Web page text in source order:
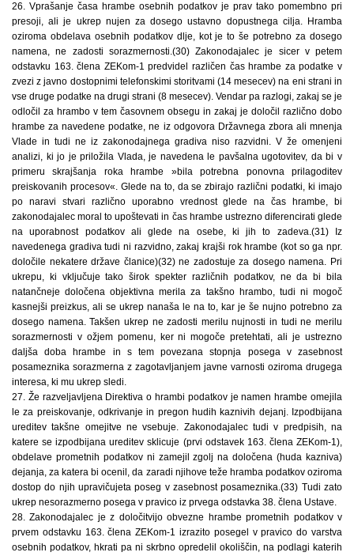
26. Vprašanje časa hrambe osebnih podatkov je prav tako pomembno pri
presoji, ali je ukrep nujen za dosego ustavno dopustnega cilja. Hramba
oziroma obdelava osebnih podatkov dlje, kot je to še potrebno za dosego
namena, ne zadosti sorazmernosti.(30) Zakonodajalec je sicer v petem
odstavku 163. člena ZEKom-1 predvidel različen čas hrambe za podatke v
zvezi z javno dostopnimi telefonskimi storitvami (14 mesecev) na eni strani in
vse druge podatke na drugi strani (8 mesecev). Vendar pa razlogi, zakaj se je
odločil za hrambo v tem časovnem obsegu in zakaj je določil različno dobo
hrambe za navedene podatke, ne iz odgovora Državnega zbora ali mnenja
Vlade in tudi ne iz zakonodajnega gradiva niso razvidni. V že omenjeni
analizi, ki jo je priložila Vlada, je navedena le pavšalna ugotovitev, da bi v
primeru skrajšanja roka hrambe »bila potrebna ponovna prilagoditev
preiskovanih procesov«. Glede na to, da se zbirajo različni podatki, ki imajo
po naravi stvari različno uporabno vrednost glede na čas hrambe, bi
zakonodajalec moral to upoštevati in čas hrambe ustrezno diferencirati glede
na uporabnost podatkov ali glede na osebe, ki jih to zadeva.(31) Iz
navedenega gradiva tudi ni razvidno, zakaj krajši rok hrambe (kot so ga npr.
določile nekatere države članice)(32) ne zadostuje za dosego namena. Pri
ukrepu, ki vključuje tako širok spekter različnih podatkov, ne da bi bila
natančneje določena objektivna merila za takšno hrambo, tudi ni mogoč
kasnejši preizkus, ali se ukrep nanaša le na to, kar je še nujno potrebno za
dosego namena. Takšen ukrep ne zadosti merilu nujnosti in tudi ne merilu
sorazmernosti v ožjem pomenu, ker ni mogoče pretehtati, ali je ustrezno
daljša doba hrambe in s tem povezana stopnja posega v zasebnost
posameznika sorazmerna z zagotavljanjem javne varnosti oziroma drugega
interesa, ki mu ukrep sledi.
27. Že razveljavljena Direktiva o hrambi podatkov je namen hrambe omejila
le za preiskovanje, odkrivanje in pregon hudih kaznivih dejanj. Izpodbijana
ureditev takšne omejitve ne vsebuje. Zakonodajalec tudi v predpisih, na
katere se izpodbijana ureditev sklicuje (prvi odstavek 163. člena ZEKom-1),
obdelave prometnih podatkov ni zamejil zgolj na določena (huda kazniva)
dejanja, za katera bi ocenil, da zaradi njihove teže hramba podatkov oziroma
dostop do njih upravičujeta poseg v zasebnost posameznika.(33) Tudi zato
ukrep nesorazmerno posega v pravico iz prvega odstavka 38. člena Ustave.
28. Zakonodajalec je z določitvijo obvezne hrambe prometnih podatkov v
prvem odstavku 163. člena ZEKom-1 izrazito posegel v pravico do varstva
osebnih podatkov, hkrati pa ni skrbno opredelil okoliščin, na podlagi katerih